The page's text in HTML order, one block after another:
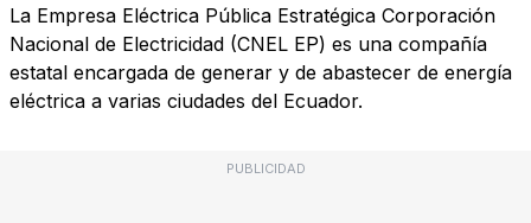
La Empresa Eléctrica Pública Estratégica Corporación
Nacional de Electricidad (CNEL EP) es una compañía
estatal encargada de generar y de abastecer de energía
eléctrica a varias ciudades del Ecuador.
PUBLICIDAD